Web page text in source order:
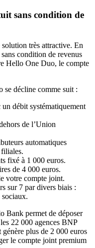
sans condition de
très attractive. En
condition de revenus
Hello One Duo, le compte
décline comme suit :
débit systématiquement
de l’Union
automatiques
filiales.
fixé à 1 000 euros.
de 4 000 euros.
votre compte joint.
sur 7 par divers biais :
sociaux.
Bank permet de déposer
22 000 agences BNP
plus de 2 000 euros
le compte joint premium